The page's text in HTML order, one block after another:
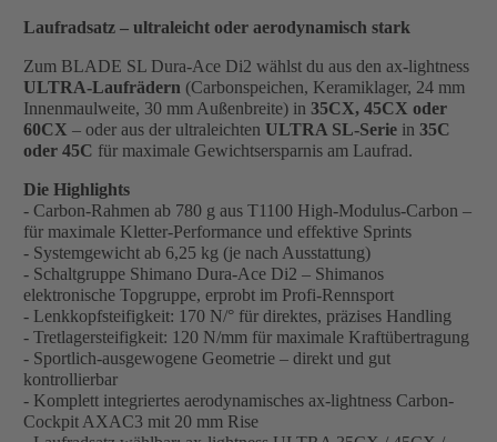
Laufradsatz – ultraleicht oder aerodynamisch stark
Zum BLADE SL Dura-Ace Di2 wählst du aus den ax-lightness
ULTRA-Laufrädern (Carbonspeichen, Keramiklager, 24 mm
Innenmaulweite, 30 mm Außenbreite) in 35CX, 45CX oder
60CX – oder aus der ultraleichten ULTRA SL-Serie in 35C
oder 45C für maximale Gewichtsersparnis am Laufrad.
Die Highlights
- Carbon-Rahmen ab 780 g aus T1100 High-Modulus-Carbon –
für maximale Kletter-Performance und effektive Sprints
- Systemgewicht ab 6,25 kg (je nach Ausstattung)
- Schaltgruppe Shimano Dura-Ace Di2 – Shimanos
elektronische Topgruppe, erprobt im Profi-Rennsport
- Lenkkopfsteifigkeit: 170 N/° für direktes, präzises Handling
- Tretlagersteifigkeit: 120 N/mm für maximale Kraftübertragung
- Sportlich-ausgewogene Geometrie – direkt und gut
kontrollierbar
- Komplett integriertes aerodynamisches ax-lightness Carbon-
Cockpit AXAC3 mit 20 mm Rise